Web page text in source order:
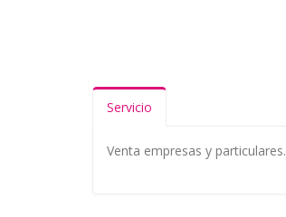
Servicio
Venta empresas y particulares.